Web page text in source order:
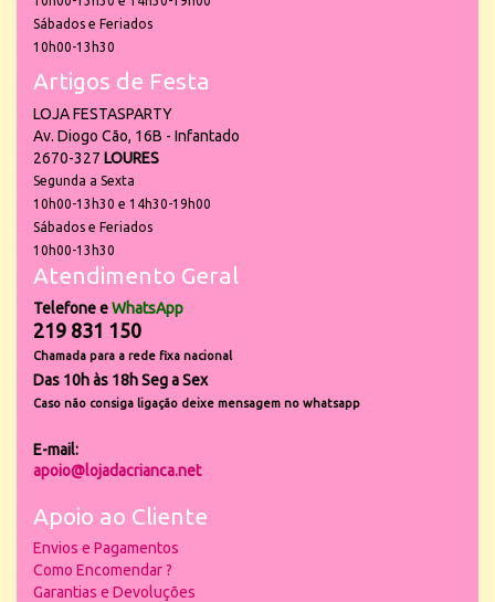
Sábados e Feriados
10h00-13h30
Artigos de Festa
LOJA FESTASPARTY
Av. Diogo Cão, 16B - Infantado
2670-327 LOURES
Segunda a Sexta
10h00-13h30 e 14h30-19h00
Sábados e Feriados
10h00-13h30
Atendimento Geral
Telefone eWhatsApp
219 831 150
Chamada para a rede fixa nacional
Das 10h às 18h Seg a Sex
Caso não consiga ligação deixe mensagem no whatsapp
E-mail:
apoio@lojadacrianca.net
Apoio ao Cliente
Envios e Pagamentos
Como Encomendar ?
Garantias e Devoluções